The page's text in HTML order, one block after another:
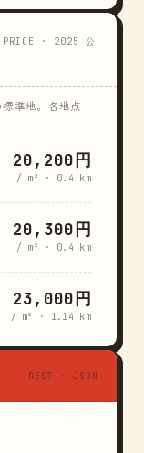
PRICE · 2025 公
準地。各地点
20,200円
/ m² · 0.4 km
20,300円
/ m² · 0.4 km
23,000円
/ m² · 1.14 km
REST · JSON